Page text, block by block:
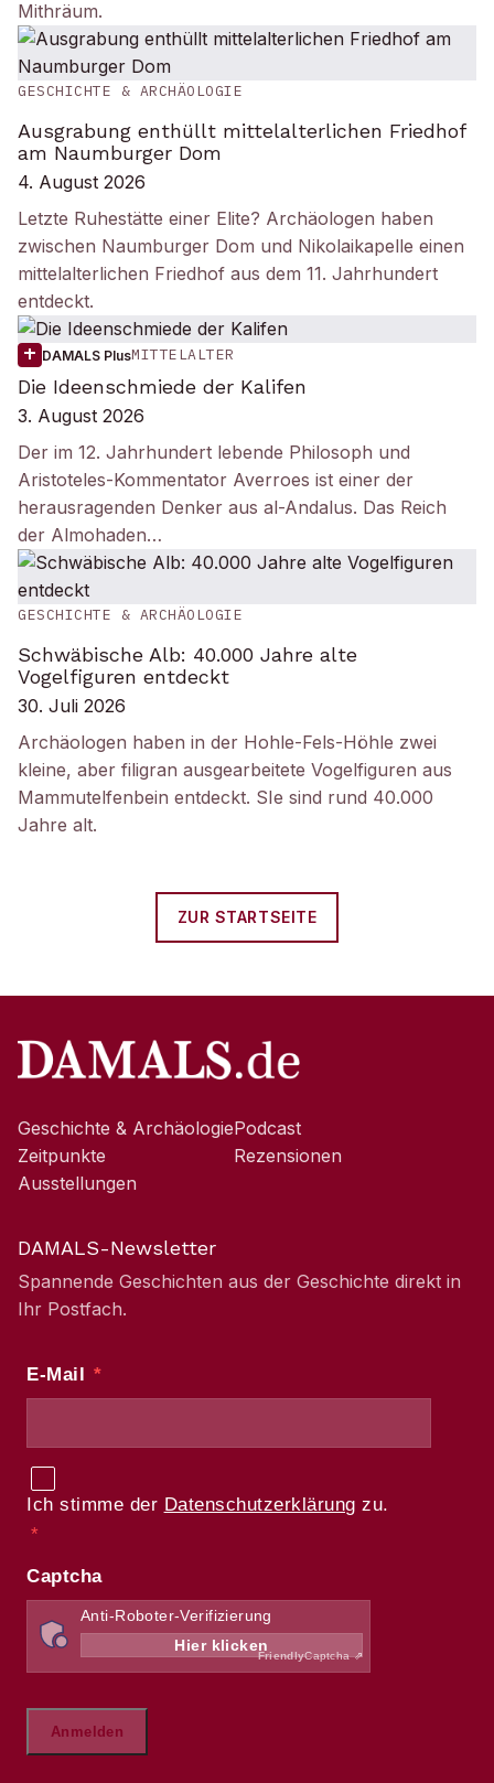
Mithräum.
GESCHICHTE & ARCHÄOLOGIE
Ausgrabung enthüllt mittelalterlichen Friedhof
am Naumburger Dom
4. August 2026
Letzte Ruhestätte einer Elite? Archäologen haben
zwischen Naumburger Dom und Nikolaikapelle einen
mittelalterlichen Friedhof aus dem 11. Jahrhundert
entdeckt.
DAMALS PlusMITTELALTER
Die Ideenschmiede der Kalifen
3. August 2026
Der im 12. Jahrhundert lebende Philosoph und
Aristoteles-Kommentator Averroes ist einer der
herausragenden Denker aus al-Andalus. Das Reich
der Almohaden…
GESCHICHTE & ARCHÄOLOGIE
Schwäbische Alb: 40.000 Jahre alte
Vogelfiguren entdeckt
30. Juli 2026
Archäologen haben in der Hohle-Fels-Höhle zwei
kleine, aber filigran ausgearbeitete Vogelfiguren aus
Mammutelfenbein entdeckt. SIe sind rund 40.000
Jahre alt.
ZUR STARTSEITE
Geschichte & Archäologie
Zeitpunkte
Ausstellungen
Podcast
Rezensionen
DAMALS-Newsletter
Spannende Geschichten aus der Geschichte direkt in
Ihr Postfach.